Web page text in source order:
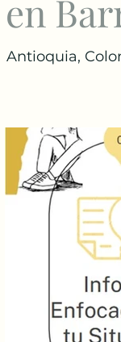
en
Antioquia,